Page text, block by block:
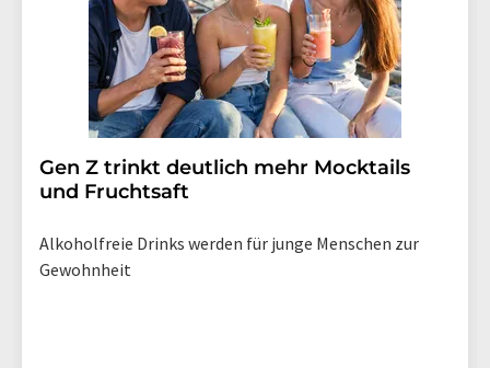
Gen Z trinkt deutlich mehr Mocktails
und Fruchtsaft
Alkoholfreie Drinks werden für junge Menschen zur
Gewohnheit